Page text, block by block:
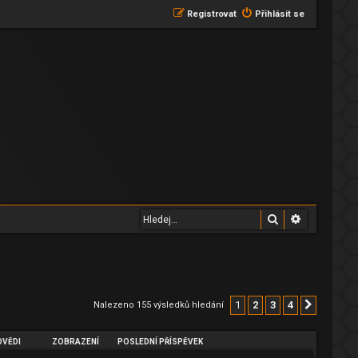
Přihlásit se
Registrovat
Hledat
Nalezeno 155 výsledků hledání 1 2 3 4
ZOBRAZENÍ POSLEDNÍ PŘÍSPĚVEK